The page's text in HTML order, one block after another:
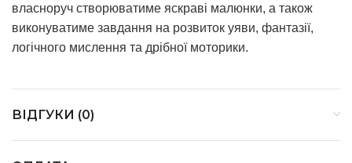
власноруч створюватиме яскраві малюнки, а також
виконуватиме завдання на розвиток уяви, фантазії,
логічного мислення та дрібної моторики.
ВІДГУКИ (0)